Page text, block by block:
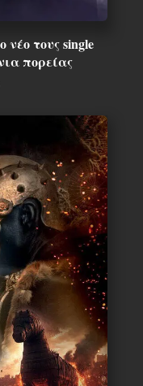
τους single
πορείας